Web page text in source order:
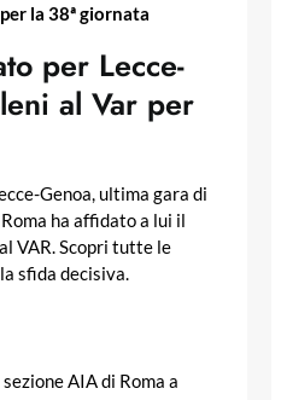
la 38ª giornata
per Lecce-
al Var per
Genoa, ultima gara di
ha affidato a lui il
VAR. Scopri tutte le
sfida decisiva.
AIA di Roma a